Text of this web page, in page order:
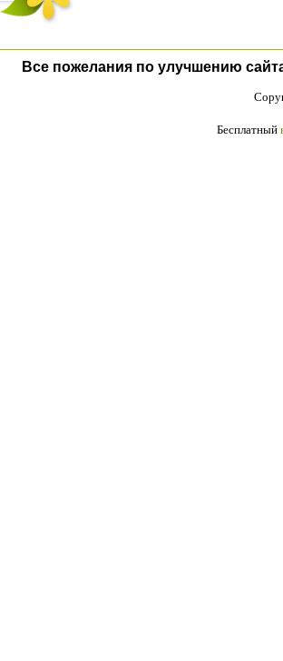
Все пожелания по улучшению
Бесплатный